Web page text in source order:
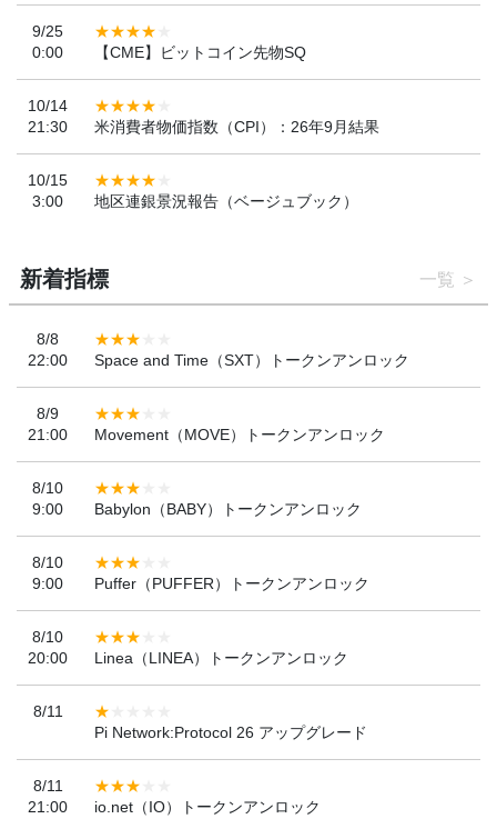
9/25
0:00
【CME】ビットコイン先物SQ
10/14
21:30
米消費者物価指数（CPI）：26年9月結果
10/15
3:00
地区連銀景況報告（ベージュブック）
新着指標 一覧
8/8
22:00
Space and Time（SXT）トークンアンロック
8/9
21:00
Movement（MOVE）トークンアンロック
8/10
9:00
Babylon（BABY）トークンアンロック
8/10
9:00
Puffer（PUFFER）トークンアンロック
8/10
20:00
Linea（LINEA）トークンアンロック
8/11
Pi Network:Protocol 26 アップグレード
8/11
21:00
io.net（IO）トークンアンロック